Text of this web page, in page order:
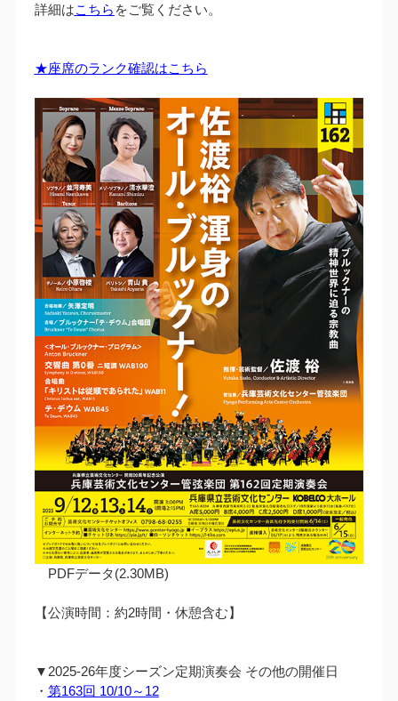
詳細はこちら をご覧ください。
★座席のランク確認はこちら
PDFデータ(2.30MB)
【公演時間：約2時間・休憩含む】
▼2025-26年度シーズン定期演奏会 その他の開催日
・ 第163回 10/10～12